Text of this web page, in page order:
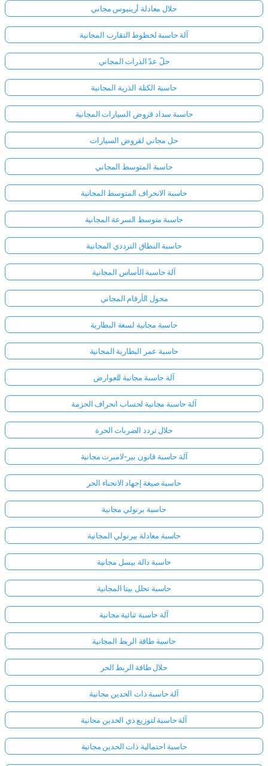
حلال معادلة أرينيوس مجاني
آلة حاسبة لخطوط التقارب المجانية
حلّ عدّ الذرات المجاني
حاسبة الكتلة الذرية المجانية
حاسبة سداد قروض السيارات المجانية
حل مجاني لقروض السيارات
حاسبة المتوسط المجاني
حاسبة الانحراف المتوسط المجانية
حاسبة متوسط السرعة المجانية
حاسبة النطاق الترددي المجانية
آلة حاسبة الأساس المجانية
محول الأرقام المجاني
حاسبة مجانية لسعة البطارية
حاسبة عمر البطارية المجانية
آلة حاسبة مجانية للعوارض
آلة حاسبة مجانية لحساب انحراف الحزمة
حلال تردد الضربات الحرة
آلة حاسبة قانون بير-لامبرت مجانية
حاسبة صيغة إجهاد الانحناء الحر
حاسبة برنولي مجانية
حاسبة معادلة بيرنولي المجانية
حاسبة دالة بيسل مجانية
حاسبة تحلل بيتا المجانية
آلة حاسبة ثنائية مجانية
حاسبة طاقة الربط المجانية
حلال طاقة الربط الحر
آلة حاسبة ذات الحدين مجانية
آلة حاسبة لتوزيع ذي الحدين مجانية
حاسبة احتمالية ذات الحدين مجانية